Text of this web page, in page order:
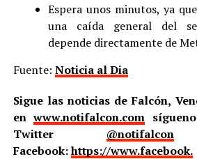
Espera unos minutos, ya
una caída general del
depende directamente de
Fuente: Noticia al Dia
Sigue las noticias de Falcón,
enwww.notifalcon.com
Twitter @notifalcon
Facebook:https://www.facebook.